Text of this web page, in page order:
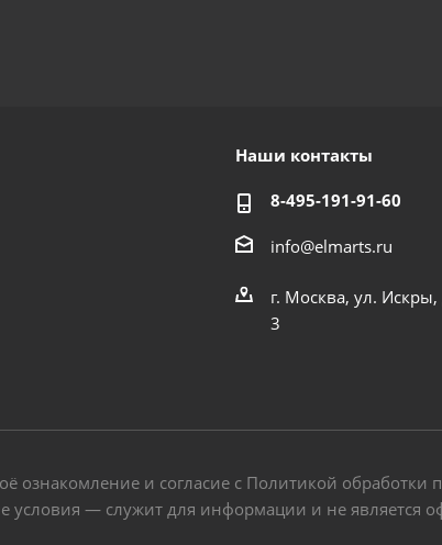
Наши контакты
8-495-191-91-60
info@elmarts.ru
г. Москва, ул. Искры,
3
ознакомление и согласие с Политикой обработки
условия — служит для информации и не является